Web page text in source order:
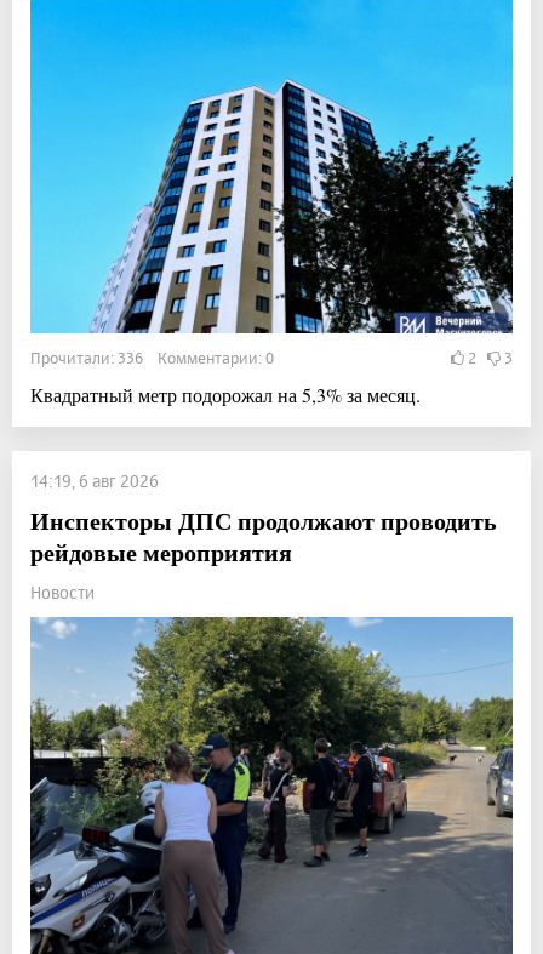
Прочитали: 336 Комментарии: 0 2 3
Квадратный метр подорожал на 5,3% за месяц.
14:19, 6 авг 2026
Инспекторы ДПС продолжают проводить
рейдовые мероприятия
Новости